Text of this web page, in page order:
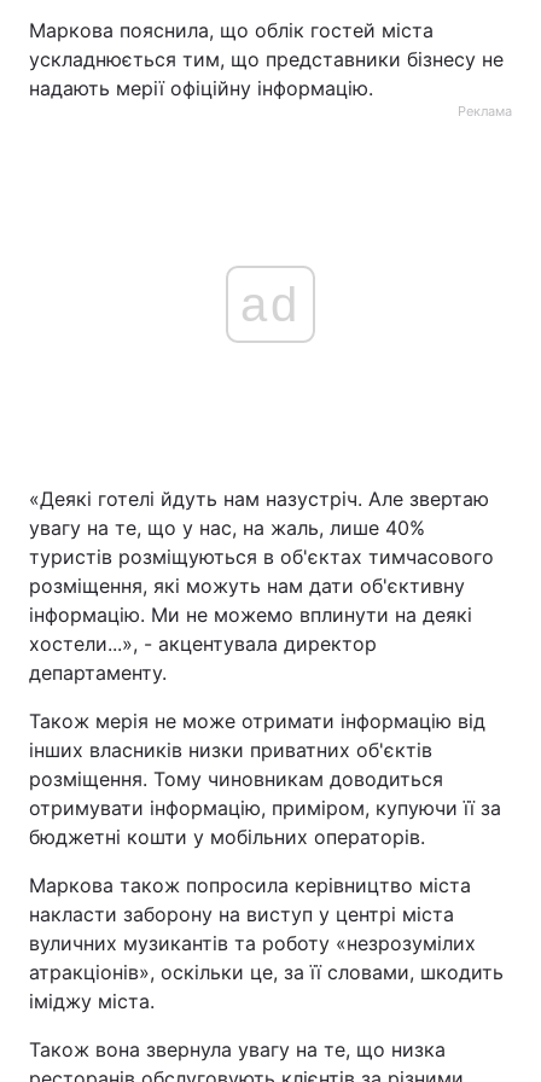
Маркова пояснила, що облік гостей міста
ускладнюється тим, що представники бізнесу не
надають мерії офіційну інформацію.
Реклама
ad
«Деякі готелі йдуть нам назустріч. Але звертаю
увагу на те, що у нас, на жаль, лише 40%
туристів розміщуються в об'єктах тимчасового
розміщення, які можуть нам дати об'єктивну
інформацію. Ми не можемо вплинути на деякі
хостели...», - акцентувала директор
департаменту.
Також мерія не може отримати інформацію від
інших власників низки приватних об'єктів
розміщення. Тому чиновникам доводиться
отримувати інформацію, приміром, купуючи її за
бюджетні кошти у мобільних операторів.
Маркова також попросила керівництво міста
накласти заборону на виступ у центрі міста
вуличних музикантів та роботу «незрозумілих
атракціонів», оскільки це, за її словами, шкодить
іміджу міста.
Також вона звернула увагу на те, що низка